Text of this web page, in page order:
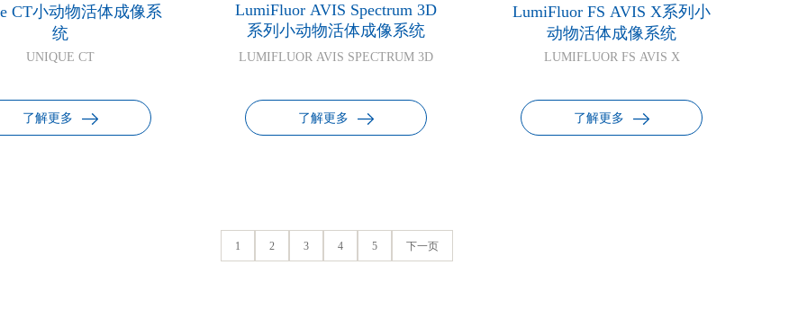
CT小动物活体成像系
统
UNIQUE CT
了解更多
LumiFluor AVIS Spectrum 3D
系列小动物活体成像系统
LUMIFLUOR AVIS SPECTRUM 3D
了解更多
LumiFluor FS AVIS X系列小
动物活体成像系统
LUMIFLUOR FS AVIS X
了解更多
1 2 3 4 5 下一页